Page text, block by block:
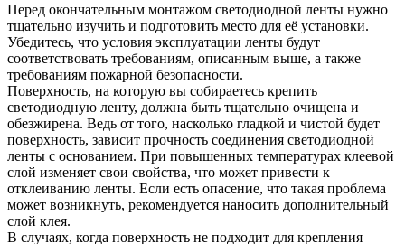
Перед окончательным монтажом светодиодной ленты нужно
тщательно изучить и подготовить место для её установки.
Убедитесь, что условия эксплуатации ленты будут
соответствовать требованиям, описанным выше, а также
требованиям пожарной безопасности.
Поверхность, на которую вы собираетесь крепить
светодиодную ленту, должна быть тщательно очищена и
обезжирена. Ведь от того, насколько гладкой и чистой будет
поверхность, зависит прочность соединения светодиодной
ленты с основанием. При повышенных температурах клеевой
слой изменяет свои свойства, что может привести к
отклеиванию ленты. Если есть опасение, что такая проблема
может возникнуть, рекомендуется наносить дополнительный
слой клея.
В случаях, когда поверхность не подходит для крепления